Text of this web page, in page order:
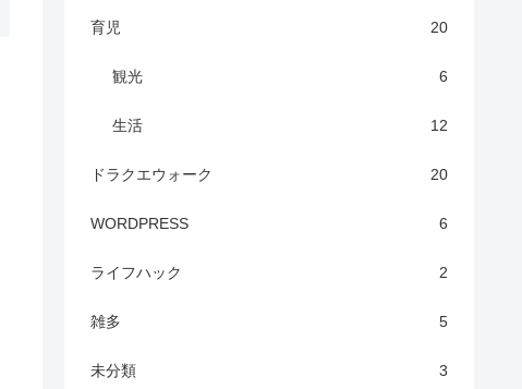
育児 20
観光 6
生活 12
ドラクエウォーク 20
WORDPRESS 6
ライフハック 2
雑多 5
未分類 3